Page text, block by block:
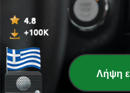
109 - Podje Opera nummer
18 Δεκ 2021
108 - Podje Opera nummer
18 Δεκ 2021
Λήψη